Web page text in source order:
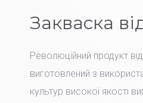
Закваска
Революційний продукт
виготовлений з
культур високої якості